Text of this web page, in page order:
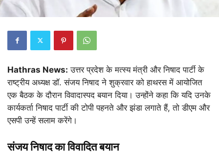
Hathras News: उत्तर प्रदेश के मत्स्य मंत्री और निषाद पार्टी के
राष्ट्रीय अध्यक्ष डॉ. संजय निषाद ने शुक्रवार को हाथरस में आयोजित
एक बैठक के दौरान विवादास्पद बयान दिया। उन्होंने कहा कि यदि उनके
कार्यकर्ता निषाद पार्टी की टोपी पहनते और झंडा लगाते हैं, तो डीएम और
एसपी उन्हें सलाम करेंगे।
संजय निषाद का विवादित बयान